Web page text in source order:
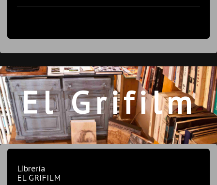
El Grifilm
Librería
EL GRIFILM